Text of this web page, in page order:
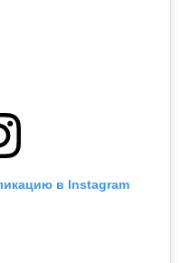
в Instagram